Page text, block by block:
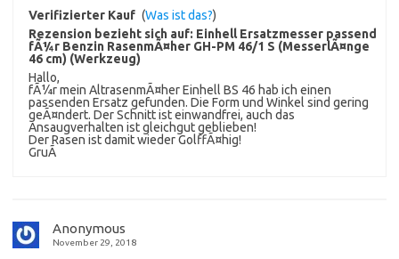
Verifizierter Kauf (Was ist das?)
Rezension bezieht sich auf: Einhell Ersatzmesser passend
fÃ¼r Benzin RasenmÃ¤her GH-PM 46/1 S (MesserlÃ¤nge
46 cm) (Werkzeug)
Hallo,
fÃ¼r mein AltrasenmÃ¤her Einhell BS 46 hab ich einen
passenden Ersatz gefunden. Die Form und Winkel sind gering
geÃ¤ndert. Der Schnitt ist einwandfrei, auch das
Ansaugverhalten ist gleichgut geblieben!
Der Rasen ist damit wieder GolffÃ¤hig!
GruÃ
Anonymous
November 29, 2018